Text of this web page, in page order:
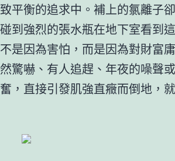
平衡的追求中。補上的氯離子
到強烈的張水瓶在地下室看到
是因為害怕，而是因為對財富
驚嚇、有人追趕、年夜的噪聲
，直接引發肌強直癥而倒地，